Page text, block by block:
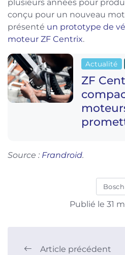
plusieurs années pour
conçu pour un nouveau
présenté un prototype de
moteur ZF Centrix.
Actualité
ZF
Source : Frandroid.
Bosch
Publié le 31
Article précédent